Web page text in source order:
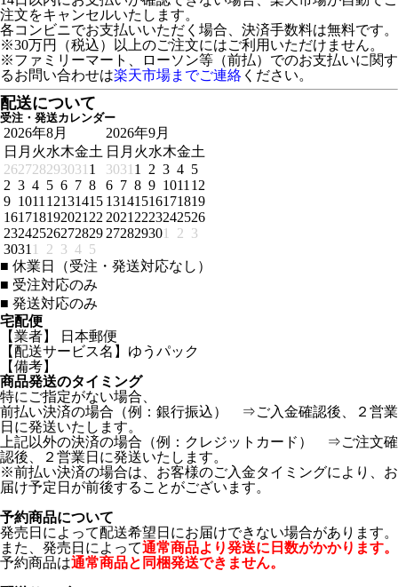
注文をキャンセルいたします。
各コンビニでお支払いいただく場合、決済手数料は無料です。
※30万円（税込）以上のご注文にはご利用いただけません。
※ファミリーマート、ローソン等（前払）でのお支払いに関す
るお問い合わせは楽天市場までご連絡 ください。
配送について
受注・発送カレンダー
2026年8月
日 月 火水木金土
262728293031 1
2 3 4 5 6 7 8
9 1011 12131415
161718192021 22
23242526272829
3031 1 2 3 4 5
2026年9月
日 月 火水木金土
3031 1 2 3 4 5
6 7 8 9 1011 12
13141516171819
2021 2223242526
272829301 2 3
■ 休業日（受注・発送対応なし）
■ 受注対応のみ
■ 発送対応のみ
宅配便
【業者】 日本郵便
【配送サービス名】ゆうパック
【備考】
商品発送のタイミング
特にご指定がない場合、
前払い決済の場合（例：銀行振込） ⇒ご入金確認後、２営業
日に発送いたします。
上記以外の決済の場合（例：クレジットカード） ⇒ご注文確
認後、２営業日に発送いたします。
※前払い決済の場合は、お客様のご入金タイミングにより、お
届け予定日が前後することがございます。
予約商品について
発売日によって配送希望日にお届けできない場合があります。
また、発売日によって通常商品より発送に日数がかかります。
予約商品は通常商品と同梱発送できません。